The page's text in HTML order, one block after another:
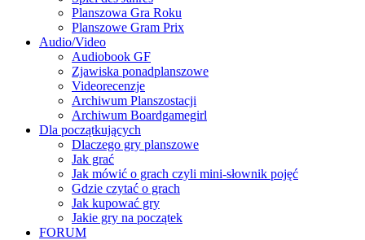
Planszowa Gra Roku
Planszowe Gram Prix
Audio/Video
Audiobook GF
Zjawiska ponadplanszowe
Videorecenzje
Archiwum Planszostacji
Archiwum Boardgamegirl
Dla początkujących
Dlaczego gry planszowe
Jak grać
Jak mówić o grach czyli mini-słownik pojęć
Gdzie czytać o grach
Jak kupować gry
Jakie gry na początek
FORUM